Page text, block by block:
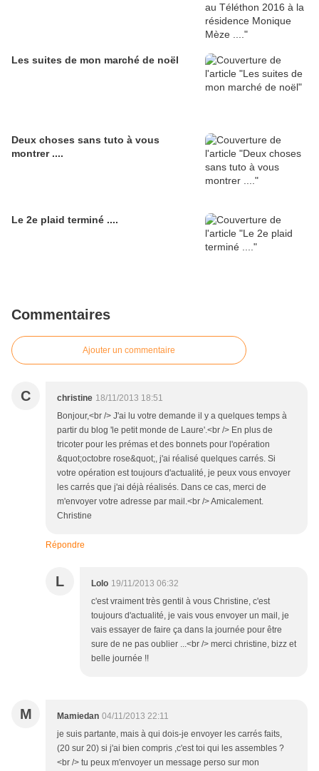
Les suites de mon marché de noël
Deux choses sans tuto à vous
montrer ....
Le 2e plaid terminé ....
Commentaires
Ajouter un commentaire
C christine 18/11/2013 18:51
Bonjour,<br /> J'ai lu votre demande il y a quelques temps à
partir du blog 'le petit monde de Laure'.<br /> En plus de
tricoter pour les prémas et des bonnets pour l'opération
&quot;octobre rose&quot;, j'ai réalisé quelques carrés. Si
votre opération est toujours d'actualité, je peux vous envoyer
les carrés que j'ai déjà réalisés. Dans ce cas, merci de
m'envoyer votre adresse par mail.<br /> Amicalement.
Christine
Répondre
L Lolo 19/11/2013 06:32
c'est vraiment très gentil à vous Christine, c'est
toujours d'actualité, je vais vous envoyer un mail, je
vais essayer de faire ça dans la journée pour être
sure de ne pas oublier ...<br /> merci christine, bizz et
belle journée !!
M Mamiedan 04/11/2013 22:11
je suis partante, mais à qui dois-je envoyer les carrés faits,
(20 sur 20) si j'ai bien compris ,c'est toi qui les assembles ?
<br /> tu peux m'envoyer un message perso sur mon